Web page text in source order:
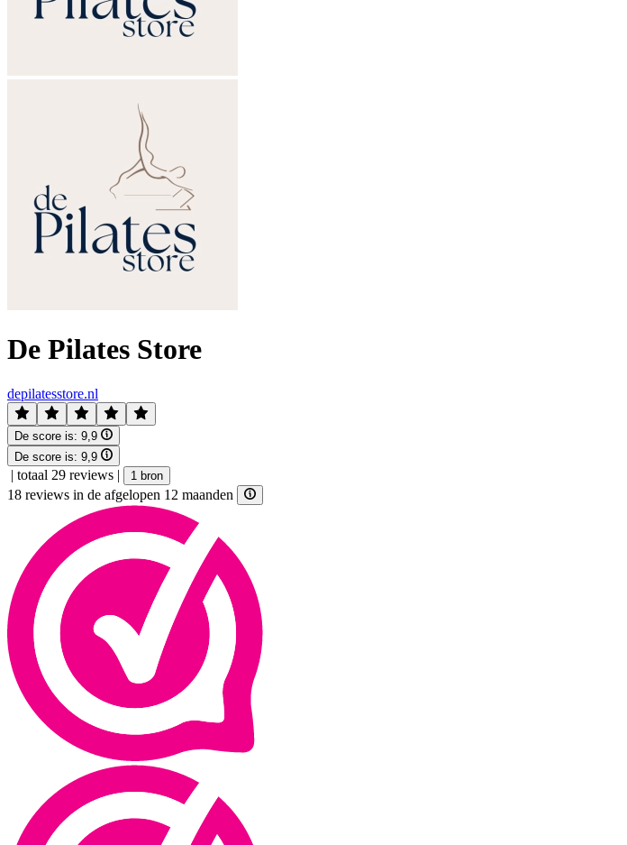
De Pilates Store
depilatesstore.nl
De score is: 9,9
De score is: 9,9
| totaal 29 reviews | 1 bron
18 reviews in de afgelopen 12 maanden